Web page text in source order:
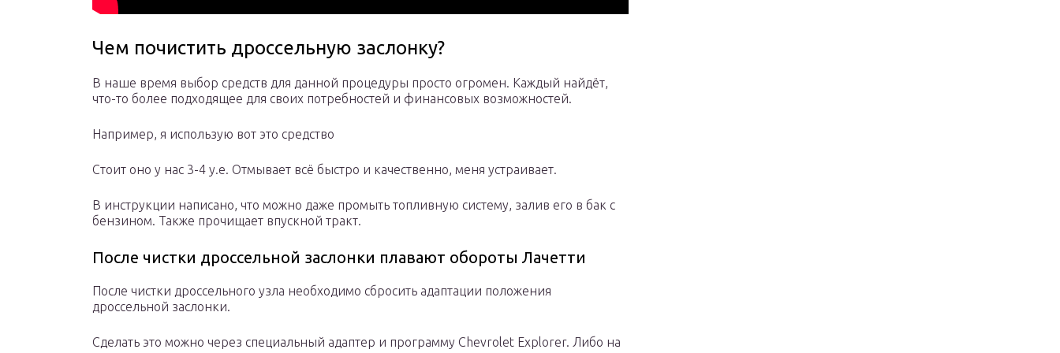
Чем почистить дроссельную заслонку?
В наше время выбор средств для данной процедуры просто огромен. Каждый найдёт,
что-то более подходящее для своих потребностей и финансовых возможностей.
Например, я использую вот это средство
Стоит оно у нас 3-4 у.е. Отмывает всё быстро и качественно, меня устраивает.
В инструкции написано, что можно даже промыть топливную систему, залив его в бак с
бензином. Также прочищает впускной тракт.
После чистки дроссельной заслонки плавают обороты Лачетти
После чистки дроссельного узла необходимо сбросить адаптации положения
дроссельной заслонки.
Сделать это можно через специальный адаптер и программу Chevrolet Explorer. Либо на